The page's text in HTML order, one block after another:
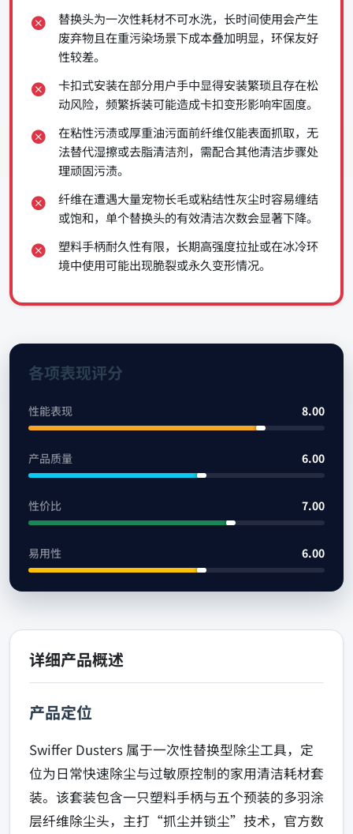
替换头为一次性耗材不可水洗，长时间使用会产生
废弃物且在重污染场景下成本叠加明显，环保友好
性较差。
卡扣式安装在部分用户手中显得安装繁琐且存在松
动风险，频繁拆装可能造成卡扣变形影响牢固度。
在粘性污渍或厚重油污面前纤维仅能表面抓取，无
法替代湿擦或去脂清洁剂，需配合其他清洁步骤处
理顽固污渍。
纤维在遭遇大量宠物长毛或粘结性灰尘时容易缠结
或饱和，单个替换头的有效清洁次数会显著下降。
塑料手柄耐久性有限，长期高强度拉扯或在冰冷环
境中使用可能出现脆裂或永久变形情况。
各项表现评分
性能表现 8.00
产品质量 6.00
性价比 7.00
易用性 6.00
详细产品概述
产品定位
Swiffer Dusters 属于一次性替换型除尘工具，定
位为日常快速除尘与过敏原控制的家用清洁耗材套
装。该套装包含一只塑料手柄与五个预装的多羽涂
层纤维除尘头，主打“抓尘并锁尘”技术，官方数